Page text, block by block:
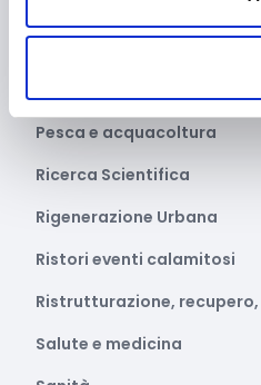
Pesca e acquacoltura
Ricerca Scientifica
Rigenerazione Urbana
Ristori eventi calamitosi
Ristrutturazione,
Salute e medicina